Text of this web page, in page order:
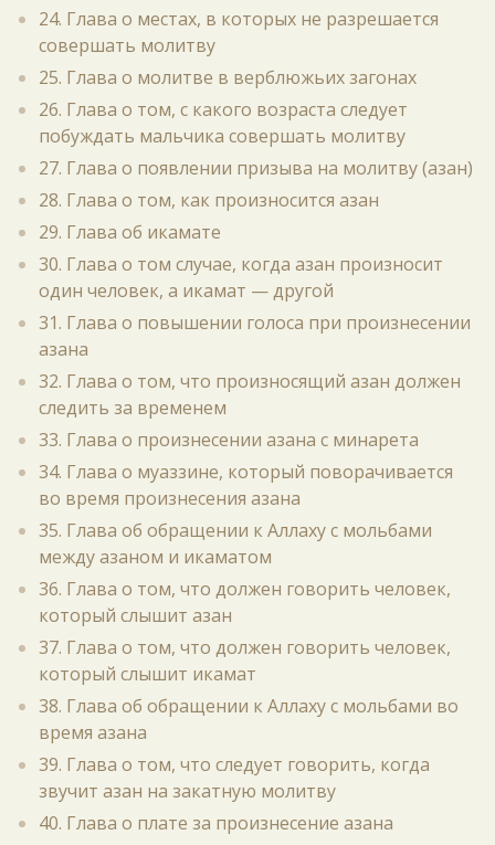
24. Глава о местах, в которых не разрешается
совершать молитву
25. Глава о молитве в верблюжьих загонах
26. Глава о том, с какого возраста следует
побуждать мальчика совершать молитву
27. Глава о появлении призыва на молитву (азан)
28. Глава о том, как произносится азан
29. Глава об икамате
30. Глава о том случае, когда азан произносит
один человек, а икамат — другой
31. Глава о повышении голоса при произнесении
азана
32. Глава о том, что произносящий азан должен
следить за временем
33. Глава о произнесении азана с минарета
34. Глава о муаззине, который поворачивается
во время произнесения азана
35. Глава об обращении к Аллаху с мольбами
между азаном и икаматом
36. Глава о том, что должен говорить человек,
который слышит азан
37. Глава о том, что должен говорить человек,
который слышит икамат
38. Глава об обращении к Аллаху с мольбами во
время азана
39. Глава о том, что следует говорить, когда
звучит азан на закатную молитву
40. Глава о плате за произнесение азана